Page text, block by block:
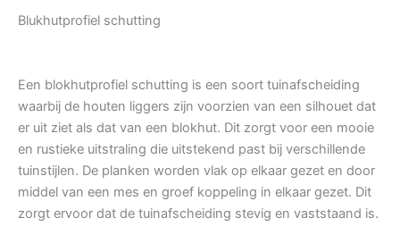
Blukhutprofiel schutting
Een blokhutprofiel schutting is een soort tuinafscheiding
waarbij de houten liggers zijn voorzien van een silhouet dat
er uit ziet als dat van een blokhut. Dit zorgt voor een mooie
en rustieke uitstraling die uitstekend past bij verschillende
tuinstijlen. De planken worden vlak op elkaar gezet en door
middel van een mes en groef koppeling in elkaar gezet. Dit
zorgt ervoor dat de tuinafscheiding stevig en vaststaand is.